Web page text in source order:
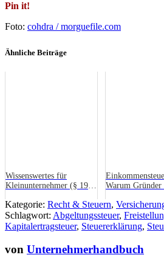
Pin it!
Foto: cohdra / morguefile.com
Ähnliche Beiträge
Wissenswertes für
Kleinunternehmer (§ 19
Warum
Kategorie: Recht & Steuern,
Schlagwort: Abgeltungssteuer,
Kapitalertragsteuer, Steuererklärung,
von Unternehmerhandbuch